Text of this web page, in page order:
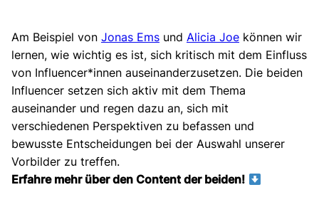
Am Beispiel von Jonas Ems und Alicia Joe können wir
lernen, wie wichtig es ist, sich kritisch mit dem Einfluss
von Influencer*innen auseinanderzusetzen. Die beiden
Influencer setzen sich aktiv mit dem Thema
auseinander und regen dazu an, sich mit
verschiedenen Perspektiven zu befassen und
bewusste Entscheidungen bei der Auswahl unserer
Vorbilder zu treffen.
Erfahre mehr über den Content der beiden!